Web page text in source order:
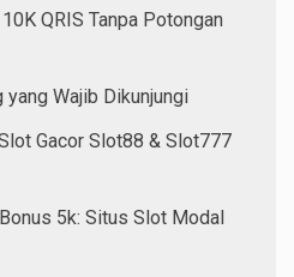
QRIS Tanpa Potongan
Wajib Dikunjungi
Gacor Slot88 & Slot777
5k: Situs Slot Modal